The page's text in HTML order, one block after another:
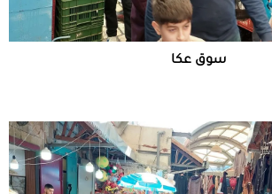
سوق عكا